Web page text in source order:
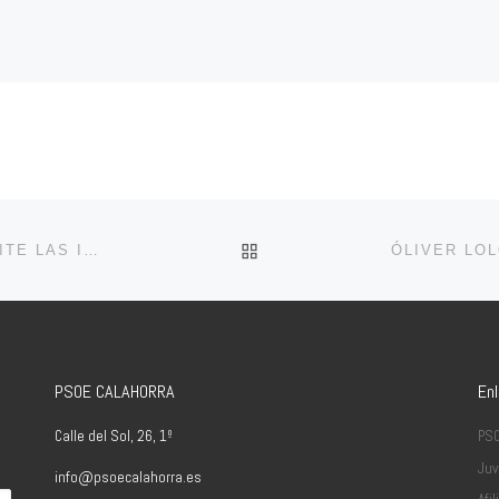
DESPUÉS DE 9 MESES, EL PP DE CALAHORRA ADMITE LAS IRREGULARIDADES EN LA GESTIÓN DE PROTECCIÓN CIVIL QUE DENUNCIÓ EL PSOE. VOLVER A LA LISTA DE
PSOE CALAHORRA
Calle del Sol, 26, 1º
info@psoecalahorra.es